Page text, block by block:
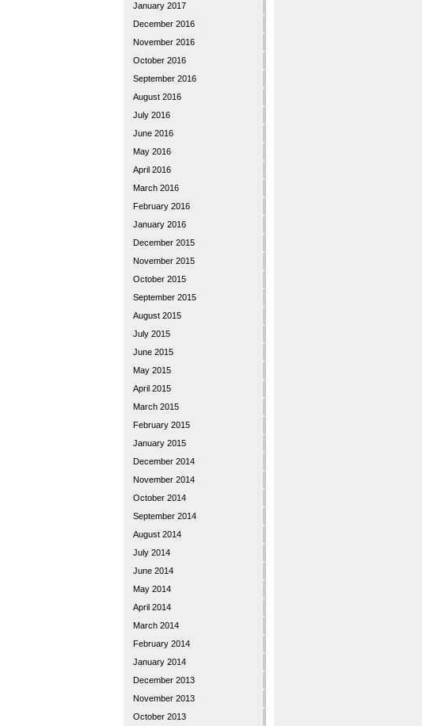
January 2017
December 2016
November 2016
October 2016
September 2016
August 2016
July 2016
June 2016
May 2016
April 2016
March 2016
February 2016
January 2016
December 2015
November 2015
October 2015
September 2015
August 2015
July 2015
June 2015
May 2015
April 2015
March 2015
February 2015
January 2015
December 2014
November 2014
October 2014
September 2014
August 2014
July 2014
June 2014
May 2014
April 2014
March 2014
February 2014
January 2014
December 2013
November 2013
October 2013